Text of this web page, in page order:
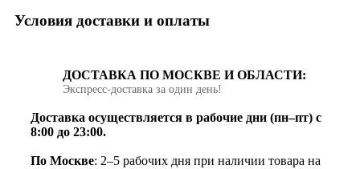
Условия доставки и оплаты
ДОСТАВКА ПО МОСКВЕ И ОБЛАСТИ:
Экспресс‑доставка за один день!
Доставка осуществляется в рабочие дни (пн–пт) с
8:00 до 23:00.
По Москве: 2–5 рабочих дня при наличии товара на